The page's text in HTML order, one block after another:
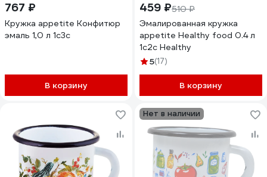
767 ₽
Кружка appetite Конфитюр
эмаль 1,0 л 1с3с
В корзину
459 ₽510 ₽
Эмалированная кружка
appetite Healthy food 0.4 л
1с2с Healthy
5(17)
В корзину
Нет в наличии